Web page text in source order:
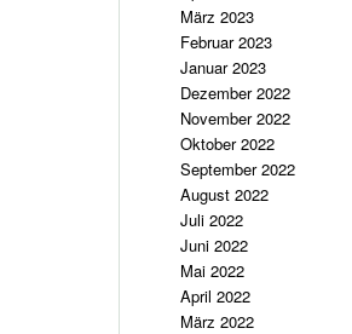
März 2023
Februar 2023
Januar 2023
Dezember 2022
November 2022
Oktober 2022
September 2022
August 2022
Juli 2022
Juni 2022
Mai 2022
April 2022
März 2022